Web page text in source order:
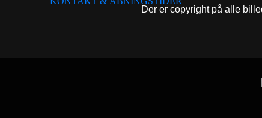
Der er copyright på alle